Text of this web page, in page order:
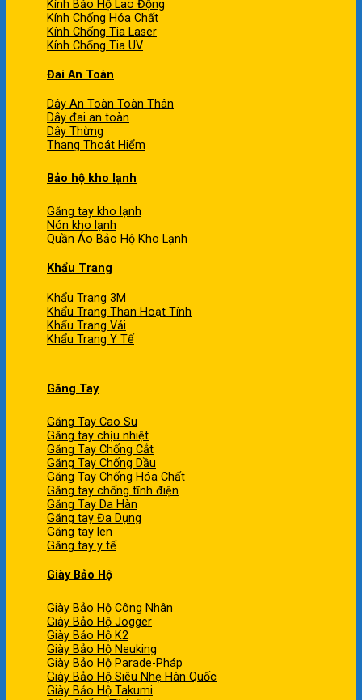
Kính Bảo Hộ Lao Động
Kính Chống Hóa Chất
Kính Chống Tia Laser
Kính Chống Tia UV
Đai An Toàn
Dây An Toàn Toàn Thân
Dây đai an toàn
Dây Thừng
Thang Thoát Hiểm
Bảo hộ kho lạnh
Găng tay kho lạnh
Nón kho lạnh
Quần Áo Bảo Hộ Kho Lạnh
Khẩu Trang
Khẩu Trang 3M
Khẩu Trang Than Hoạt Tính
Khẩu Trang Vải
Khẩu Trang Y Tế
Găng Tay
Găng Tay Cao Su
Găng tay chịu nhiệt
Găng Tay Chống Cắt
Găng Tay Chống Dầu
Găng Tay Chống Hóa Chất
Găng tay chống tĩnh điện
Găng Tay Da Hàn
Găng tay Đa Dụng
Găng tay len
Găng tay y tế
Giày Bảo Hộ
Giày Bảo Hộ Công Nhân
Giày Bảo Hộ Jogger
Giày Bảo Hộ K2
Giày Bảo Hộ Neuking
Giày Bảo Hộ Parade-Pháp
Giày Bảo Hộ Siêu Nhẹ Hàn Quốc
Giày Bảo Hộ Takumi